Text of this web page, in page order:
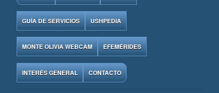
GUÍA DE SERVICIOS USHPEDIA
MONTE OLIVIA WEBCAM EFEMÉRIDES
INTERÉS GENERAL CONTACTO